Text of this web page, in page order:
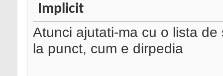
Atunci ajutati-ma cu o lista
la punct, cum e dirpedia